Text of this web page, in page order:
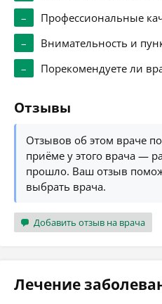
–
Профессиональные
–
Внимательность и
–
Порекомендуете ли
Отзывы
Отзывов об этом враче
приёме у этого врача —
прошло. Ваш отзыв
выбрать врача.
Добавить отзыв на врача
Лечение